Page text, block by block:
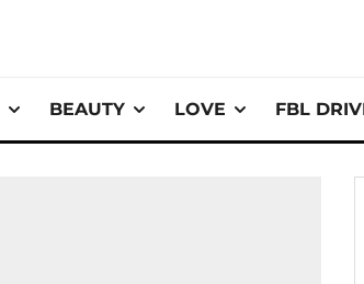
BEAUTY LOVE FBL